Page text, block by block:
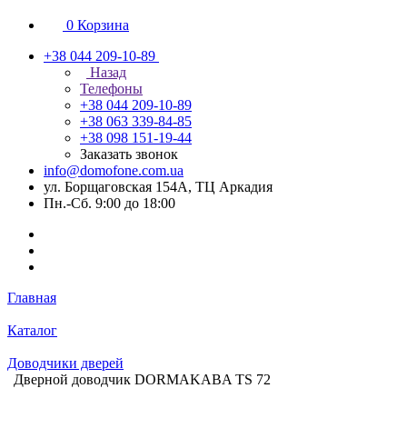
0 Корзина
+38 044 209-10-89
Назад
Телефоны
+38 044 209-10-89
+38 063 339-84-85
+38 098 151-19-44
Заказать звонок
info@domofone.com.ua
ул. Борщаговская 154А, ТЦ Аркадия
Пн.-Сб. 9:00 до 18:00
Главная
Каталог
Доводчики дверей
Дверной доводчик DORMAKABA TS 72